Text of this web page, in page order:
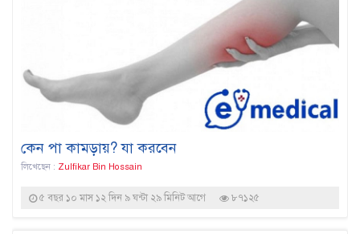
কেন পা কামড়ায়? যা করবেন
লিখেছেন : Zulfikar Bin Hossain
৫ বছর ১০ মাস ১২ দিন ৯ ঘন্টা ২৯ মিনিট আগে ৮৭১২৫